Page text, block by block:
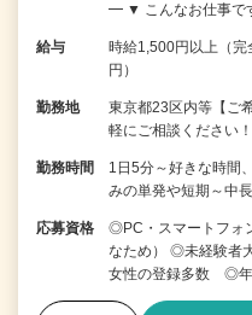
━ ▼ こんなお仕
給与
時給1,500円以上（
円）
勤務地
東京都23区内等【ご
軽にご相談ください！
勤務時間
1日5分～好きな時間
みの単発や短期～中
応募資格
◎PC・スマートフォ
なため） ◎未経験者
女性の登録多数 ◎年